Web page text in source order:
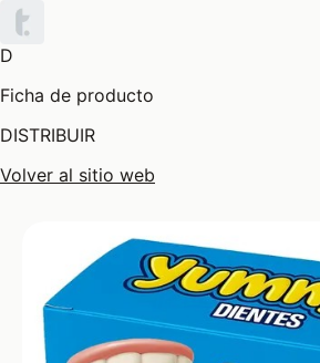
D
Ficha de producto
DISTRIBUIR
Volver al sitio web